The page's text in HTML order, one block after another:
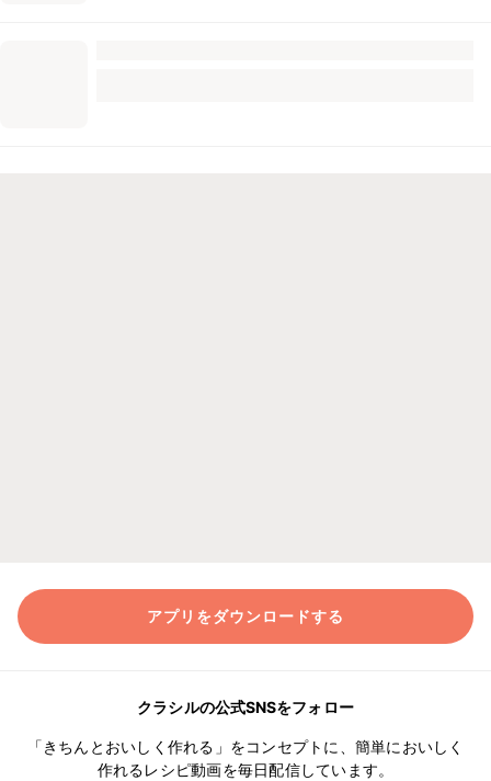
アプリをダウンロードする
クラシルの公式SNSをフォロー
「きちんとおいしく作れる」をコンセプトに、簡単においしく
作れるレシピ動画を毎日配信しています。